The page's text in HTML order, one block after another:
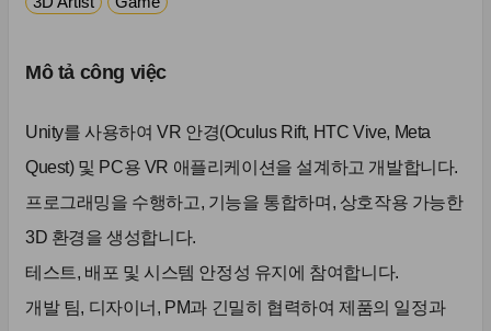
Mô tả công việc
Unity를 사용하여 VR 안경(Oculus Rift, HTC Vive, Meta
Quest) 및 PC용 VR 애플리케이션을 설계하고 개발합니다.
프로그래밍을 수행하고, 기능을 통합하며, 상호작용 가능한
3D 환경을 생성합니다.
테스트, 배포 및 시스템 안정성 유지에 참여합니다.
개발 팀, 디자이너, PM과 긴밀히 협력하여 제품의 일정과